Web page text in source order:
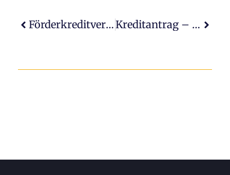
Förderkreditvergabe Nach Dem Hausbanken-Prinzip Kreditantrag – Bearbeitungsdauer